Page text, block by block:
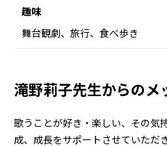
趣味
舞台観劇、旅行、食べ歩き
滝野莉子先生からのメ
歌うことが好き・楽しい、その気
成、成長をサポートさせていただ